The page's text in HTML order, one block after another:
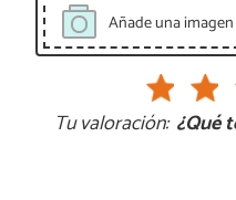
Añade una imagen
Tu valoración: ¿Qué